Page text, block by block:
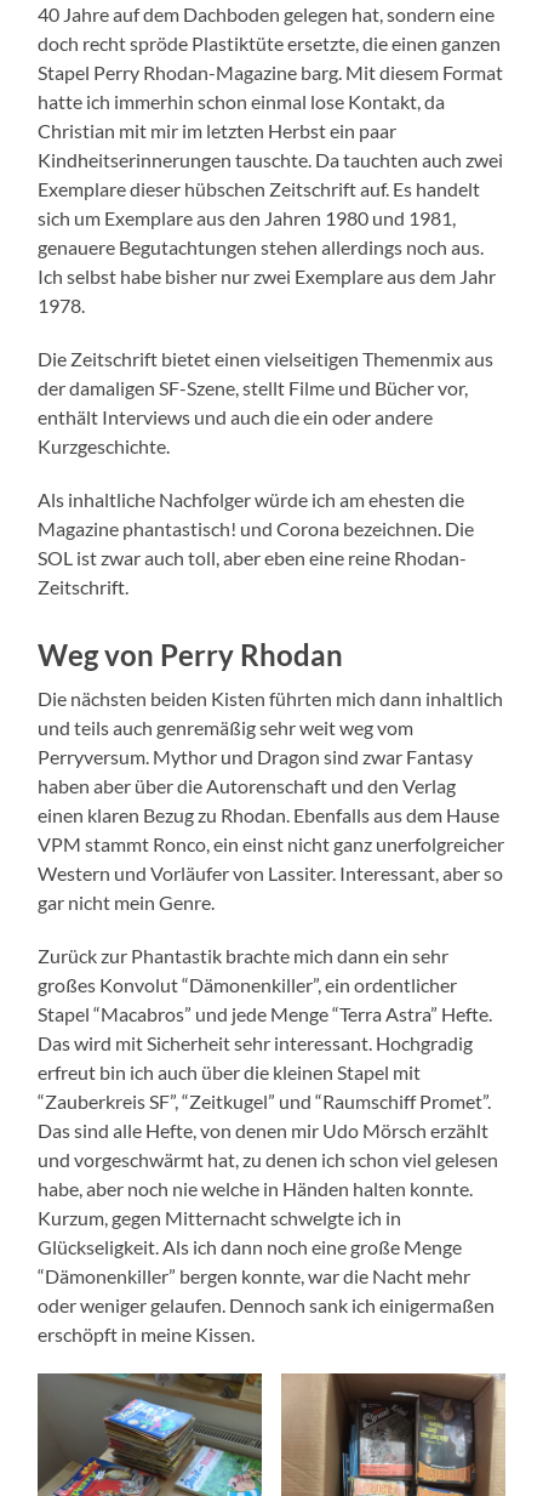
40 Jahre auf dem Dachboden gelegen hat, sondern eine
doch recht spröde Plastiktüte ersetzte, die einen ganzen
Stapel Perry Rhodan-Magazine barg. Mit diesem Format
hatte ich immerhin schon einmal lose Kontakt, da
Christian mit mir im letzten Herbst ein paar
Kindheitserinnerungen tauschte. Da tauchten auch zwei
Exemplare dieser hübschen Zeitschrift auf. Es handelt
sich um Exemplare aus den Jahren 1980 und 1981,
genauere Begutachtungen stehen allerdings noch aus.
Ich selbst habe bisher nur zwei Exemplare aus dem Jahr
1978.
Die Zeitschrift bietet einen vielseitigen Themenmix aus
der damaligen SF-Szene, stellt Filme und Bücher vor,
enthält Interviews und auch die ein oder andere
Kurzgeschichte.
Als inhaltliche Nachfolger würde ich am ehesten die
Magazine phantastisch! und Corona bezeichnen. Die
SOL ist zwar auch toll, aber eben eine reine Rhodan-
Zeitschrift.
Weg von Perry Rhodan
Die nächsten beiden Kisten führten mich dann inhaltlich
und teils auch genremäßig sehr weit weg vom
Perryversum. Mythor und Dragon sind zwar Fantasy
haben aber über die Autorenschaft und den Verlag
einen klaren Bezug zu Rhodan. Ebenfalls aus dem Hause
VPM stammt Ronco, ein einst nicht ganz unerfolgreicher
Western und Vorläufer von Lassiter. Interessant, aber so
gar nicht mein Genre.
Zurück zur Phantastik brachte mich dann ein sehr
großes Konvolut “Dämonenkiller”, ein ordentlicher
Stapel “Macabros” und jede Menge “Terra Astra” Hefte.
Das wird mit Sicherheit sehr interessant. Hochgradig
erfreut bin ich auch über die kleinen Stapel mit
“Zauberkreis SF”, “Zeitkugel” und “Raumschiff Promet”.
Das sind alle Hefte, von denen mir Udo Mörsch erzählt
und vorgeschwärmt hat, zu denen ich schon viel gelesen
habe, aber noch nie welche in Händen halten konnte.
Kurzum, gegen Mitternacht schwelgte ich in
Glückseligkeit. Als ich dann noch eine große Menge
“Dämonenkiller” bergen konnte, war die Nacht mehr
oder weniger gelaufen. Dennoch sank ich einigermaßen
erschöpft in meine Kissen.